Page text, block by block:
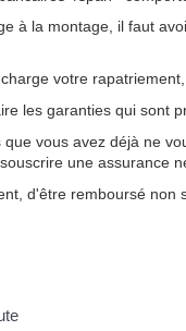
à la montage, il faut
votre
les garanties qui sont
vous avez déjà ne
une assurance
d'être remboursé